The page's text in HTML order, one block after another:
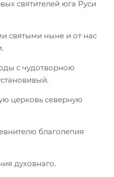
святителей юга Руси
святыми ныне и от нас
с чудотворною
церковь северную
благолепия
духовнаго.